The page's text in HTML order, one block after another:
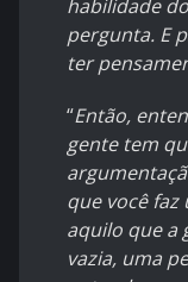
habilidade
pergunta. E
ter
“Então,
gente tem
que você faz
aquilo que a
vazia, uma